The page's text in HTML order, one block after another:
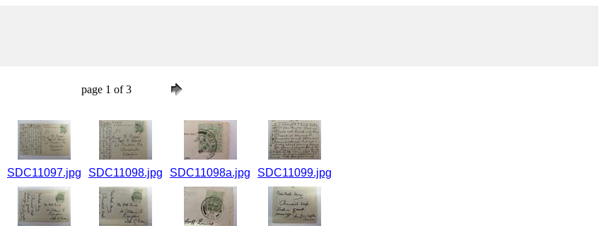
page 1 of 3
SDC11097.jpg SDC11098.jpg SDC11098a.jpg SDC11099.jpg